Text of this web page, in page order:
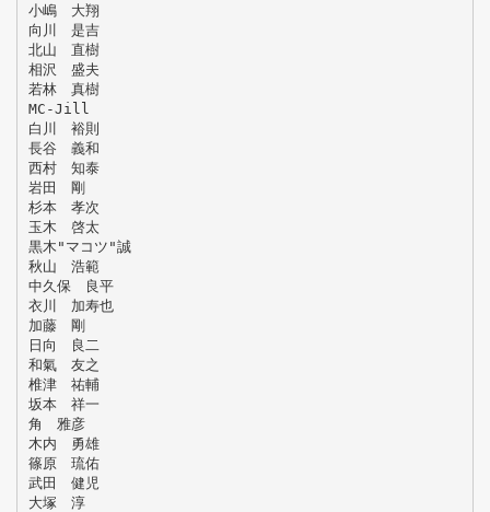
小嶋 大翔
向川 是吉
北山 直樹
相沢 盛夫
若林 真樹
MC-Jill
白川 裕則
長谷 義和
西村 知泰
岩田 剛
杉本 孝次
玉木 啓太
黒木"マコツ"誠
秋山 浩範
中久保 良平
衣川 加寿也
加藤 剛
日向 良二
和氣 友之
椎津 祐輔
坂本 祥一
角 雅彦
木内 勇雄
篠原 琉佑
武田 健児
大塚 淳